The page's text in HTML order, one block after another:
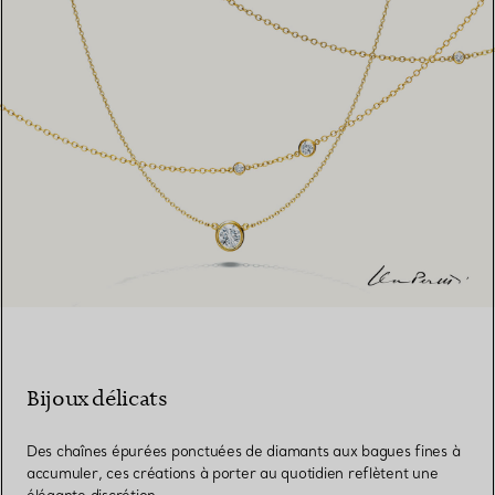
Bijoux délicats
Des chaînes épurées ponctuées de diamants aux bagues fines à
accumuler, ces créations à porter au quotidien reflètent une